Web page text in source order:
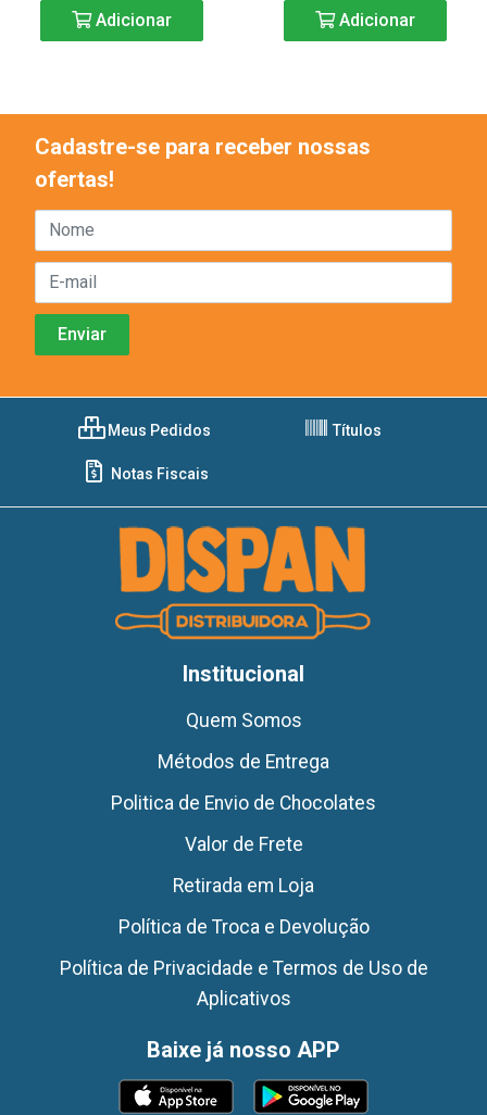
Adicionar Adicionar
Cadastre-se para receber nossas
ofertas!
Meus Pedidos Títulos
Notas Fiscais
Institucional
Quem Somos
Métodos de Entrega
Politica de Envio de Chocolates
Valor de Frete
Retirada em Loja
Política de Troca e Devolução
Política de Privacidade e Termos de Uso de
Aplicativos
Baixe já nosso APP